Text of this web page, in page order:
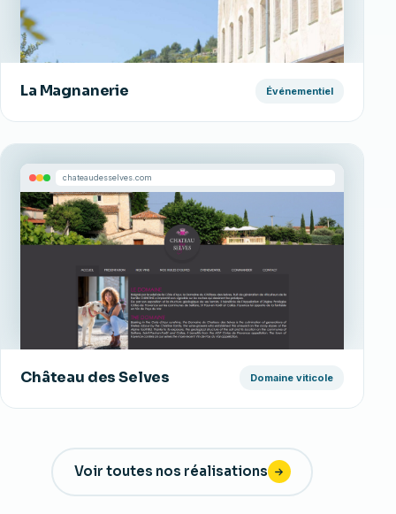
La Magnanerie Événementiel
chateaudesselves.com
Château des Selves Domaine viticole
Voir toutes nos réalisations